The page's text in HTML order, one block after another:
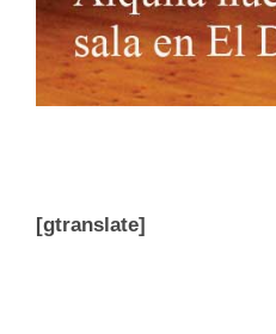
[gtranslate]